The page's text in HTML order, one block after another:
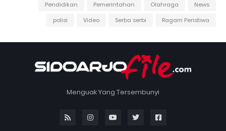
News
Olahraga
Pemerintahan
Pendidikan
Ragam Peristiwa
Serba serbi
Video
polisi
Menguak Yang Tersembunyi